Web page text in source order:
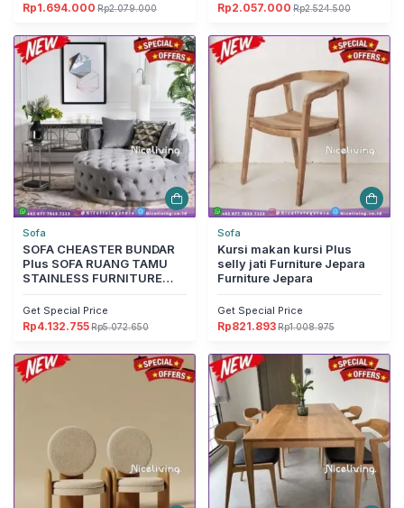
Rp2.079.000
Harga
adalah:
Rp2.079.000.
Rp1.694.000
Harga
ini
adalah:
Rp1.694.000.
Rp2.524.500
Harga
adalah:
Rp2.524.500.
Rp2.057.000
Harga
ini
adalah:
Rp2.057.000.
Sofa
SOFA CHEASTER BUNDAR
Plus SOFA RUANG TAMU
STAINLESS FURNITURE
Get Special Price
Rp5.072.650
Harga
adalah:
Rp5.072.650.
Rp4.132.755
Harga
ini
adalah:
Rp4.132.755.
Sofa
Kursi makan kursi Plus
selly jati Furniture Jepara
Furniture Jepara
Get Special Price
Rp1.008.975
Harga
adalah:
Rp1.008.975.
Rp821.893
Harga
ini
adalah:
Rp821.893.